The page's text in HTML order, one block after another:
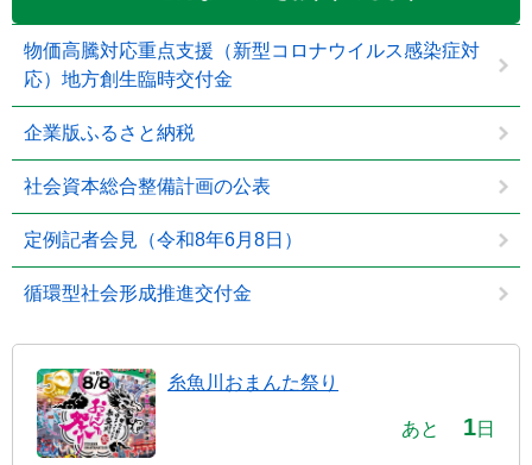
物価高騰対応重点支援（新型コロナウイルス感染症対
応）地方創生臨時交付金
企業版ふるさと納税
社会資本総合整備計画の公表
定例記者会見（令和8年6月8日）
循環型社会形成推進交付金
糸魚川おまんた祭り
あと 1日